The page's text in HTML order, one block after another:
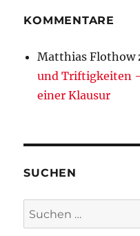
KOMMENTARE
Matthias Flothow
und Triftigkeiten
einer Klausur
SUCHEN
Suchen
nach: